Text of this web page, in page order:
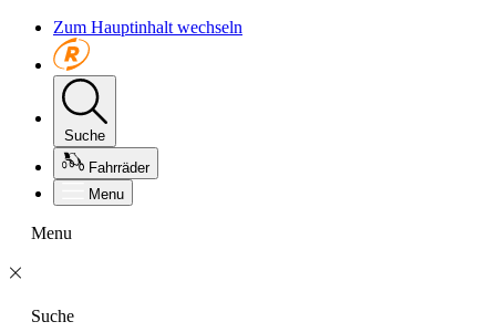
Zum Hauptinhalt wechseln
Suche
Fahrräder
Menu
Menu
Suche